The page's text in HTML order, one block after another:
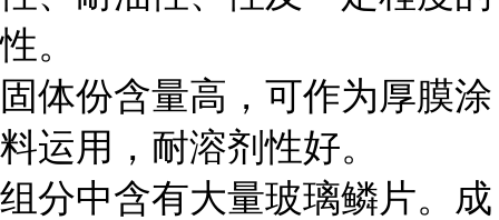
性。
固体份含量高，可作为厚膜涂
料运用，耐溶剂性好。
组分中含有大量玻璃鳞片。成